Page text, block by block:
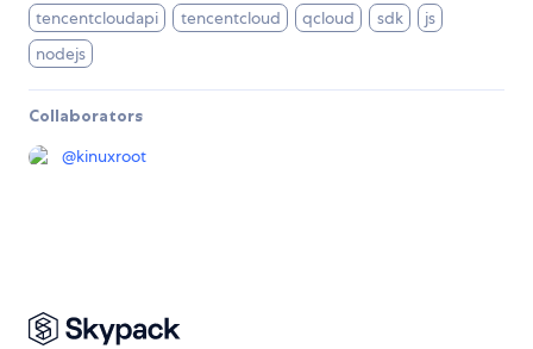
tencentcloudapi tencentcloud qcloud sdk
js
nodejs
Collaborators
@kinuxroot